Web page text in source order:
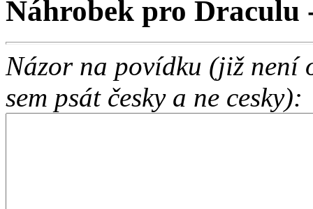
Náhrobek pro Draculu
Názor na povídku (již není
sem psát česky a ne cesky):